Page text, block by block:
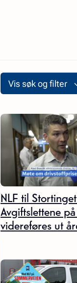
Vis søk og filter
NLF til
Avgiftslettene
videreføres ut